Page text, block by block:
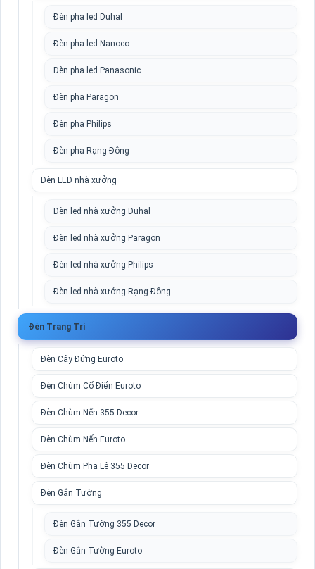
Đèn pha led Duhal
Đèn pha led Nanoco
Đèn pha led Panasonic
Đèn pha Paragon
Đèn pha Philips
Đèn pha Rạng Đông
Đèn LED nhà xưởng
Đèn led nhà xưởng Duhal
Đèn led nhà xưởng Paragon
Đèn led nhà xưởng Philips
Đèn led nhà xưởng Rạng Đông
Đèn Trang Trí
Đèn Cây Đứng Euroto
Đèn Chùm Cổ Điển Euroto
Đèn Chùm Nến 355 Decor
Đèn Chùm Nến Euroto
Đèn Chùm Pha Lê 355 Decor
Đèn Gắn Tường
Đèn Gắn Tường 355 Decor
Đèn Gắn Tường Euroto